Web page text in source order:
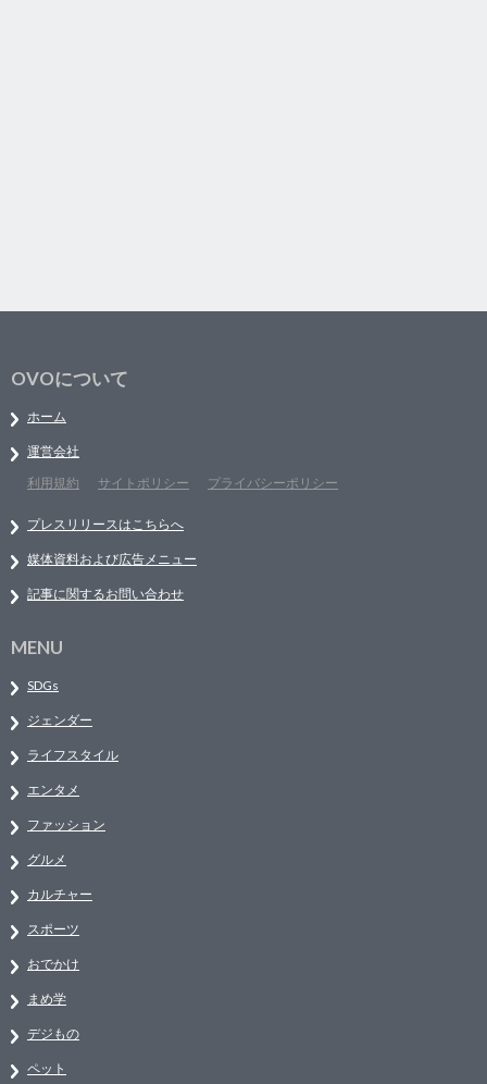
OVOについて
ホーム
運営会社
利用規約
サイトポリシー プライバシーポリシー
プレスリリースはこちらへ
媒体資料および広告メニュー
記事に関するお問い合わせ
MENU
SDGs
ジェンダー
ライフスタイル
エンタメ
ファッション
グルメ
カルチャー
スポーツ
おでかけ
まめ学
デジもの
ペット